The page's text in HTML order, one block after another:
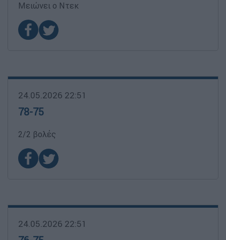
Μειώνει ο Ντεκ
24.05.2026 22:51
78-75
2/2 βολές
24.05.2026 22:51